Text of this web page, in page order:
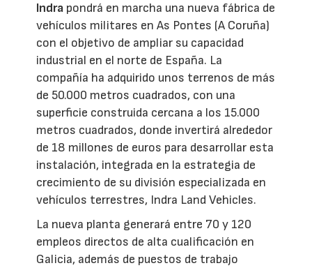
Indra pondrá en marcha una nueva fábrica de
vehículos militares en As Pontes (A Coruña)
con el objetivo de ampliar su capacidad
industrial en el norte de España. La
compañía ha adquirido unos terrenos de más
de 50.000 metros cuadrados, con una
superficie construida cercana a los 15.000
metros cuadrados, donde invertirá alrededor
de 18 millones de euros para desarrollar esta
instalación, integrada en la estrategia de
crecimiento de su división especializada en
vehículos terrestres, Indra Land Vehicles.
La nueva planta generará entre 70 y 120
empleos directos de alta cualificación en
Galicia, además de puestos de trabajo